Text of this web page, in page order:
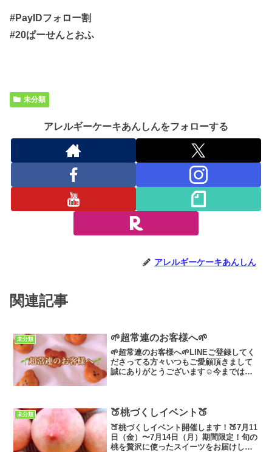
#PayIDフォロー割
#20ぱーせんとおふ
未分類
アレルギーケーキあんしんをフォローする
アレルギーケーキあんしん
関連記事
未分類 🌱超常連のお客様へ🌱
🌱超常連のお客様へ🌱LINEご登録してく
ださってる方々いつもご愛顧頂きまして
誠にありがとうございます☺️今までは小
ラウドファンディ...
未分類 🍑桃づくしイベント🍑
🍑桃づくしイベント開催します！🍑7月11
日（金）〜7月14日（月）期間限定！旬の
桃を贅沢に使ったスイーツをお届けしま